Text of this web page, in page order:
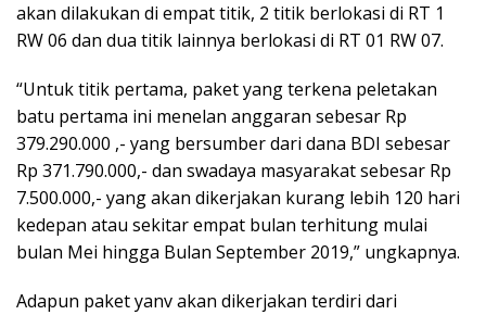
akan dilakukan di empat titik, 2 titik berlokasi di RT 1
RW 06 dan dua titik lainnya berlokasi di RT 01 RW 07.
“Untuk titik pertama, paket yang terkena peletakan
batu pertama ini menelan anggaran sebesar Rp
379.290.000 ,- yang bersumber dari dana BDI sebesar
Rp 371.790.000,- dan swadaya masyarakat sebesar Rp
7.500.000,- yang akan dikerjakan kurang lebih 120 hari
kedepan atau sekitar empat bulan terhitung mulai
bulan Mei hingga Bulan September 2019,” ungkapnya.
Adapun paket yanv akan dikerjakan terdiri dari